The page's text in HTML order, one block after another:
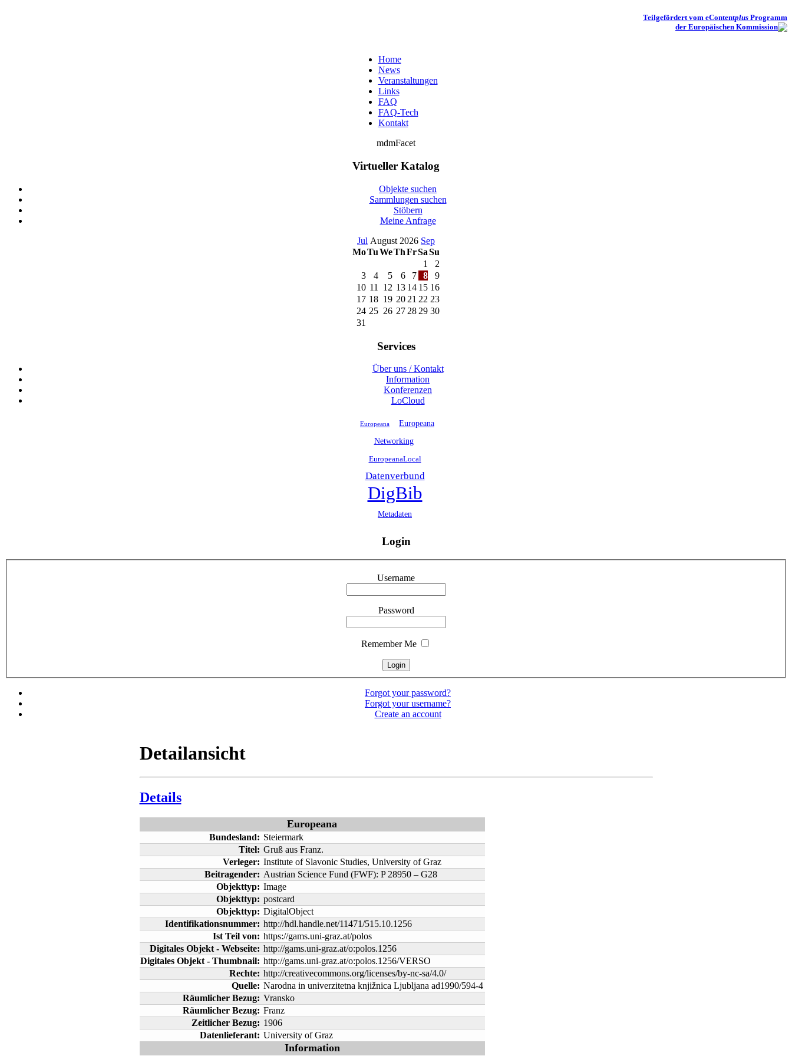
Teilgefördert vom eContentplus Programm
der Europäischen Kommission
Home
News
Veranstaltungen
Links
FAQ
FAQ-Tech
Kontakt
mdmFacet
Virtueller Katalog
Objekte suchen
Sammlungen suchen
Stöbern
Meine Anfrage
Jul August 2026 Sep
MoTuWeThFrSaSu
1
2
3
4 5 6 7 8
9
10 11 12 13 14 15 16
17 18 19 20 21 22 23
24 25 26 27 28 29 30
31
Services
Über uns / Kontakt
Information
Konferenzen
LoCloud
Europeana
Europeana
Networking
EuropeanaLocal
Datenverbund
DigBib
Metadaten
Login
Username
Password
Remember Me
Forgot your password?
Forgot your username?
Create an account
Detailansicht
Details
Europeana
Bundesland: Steiermark
Titel: Gruß aus Franz.
Verleger: Institute of Slavonic Studies, University of Graz
Beitragender: Austrian Science Fund (FWF): P 28950 – G28
Objekttyp: Image
Objekttyp: postcard
Objekttyp: DigitalObject
Identifikationsnummer: http://hdl.handle.net/11471/515.10.1256
Ist Teil von: https://gams.uni-graz.at/polos
Digitales Objekt - Webseite: http://gams.uni-graz.at/o:polos.1256
Digitales Objekt - Thumbnail: http://gams.uni-graz.at/o:polos.1256/VERSO
Rechte: http://creativecommons.org/licenses/by-nc-sa/4.0/
Quelle: Narodna in univerzitetna knjižnica Ljubljana ad1990/594-4
Räumlicher Bezug: Vransko
Räumlicher Bezug: Franz
Zeitlicher Bezug: 1906
Datenlieferant: University of Graz
Information